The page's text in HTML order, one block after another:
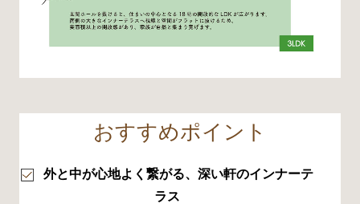
おすすめポイント
外と中が心地よく繋がる、深い軒のインナーテ
ラス